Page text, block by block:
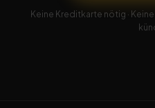
Keine Kreditkarte nötig ·